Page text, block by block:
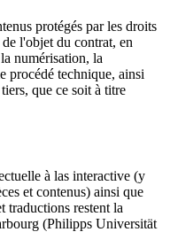
protégés par les droits
l'objet du contrat, en
numérisation, la
procédé technique, ainsi
que ce soit à titre
à las interactive (y
et contenus) ainsi que
traductions restent la
(Philipps Universität